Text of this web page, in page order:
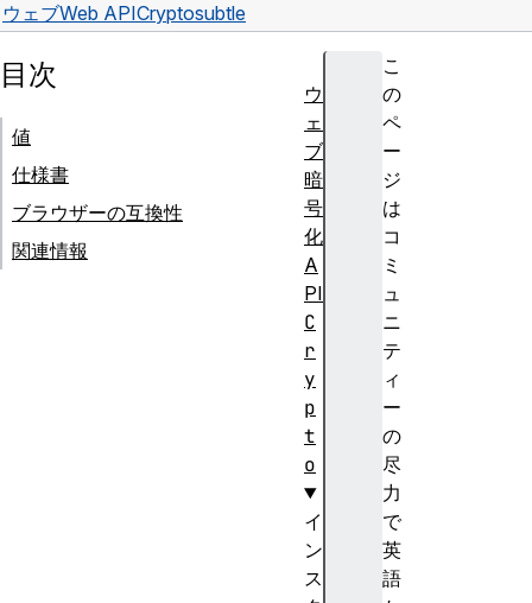
ウェブWeb APICryptosubtle
こ
の
ペ
ー
ジ
は
コ
ミ
ュ
ニ
テ
ィ
ー
の
尽
力
で
英
語
目次
値
仕様書
ブラウザーの互換性
関連情報
ウ
ェ
ブ
暗
号
化
A
PI
C
r
y
p
t
o
イ
ン
ス